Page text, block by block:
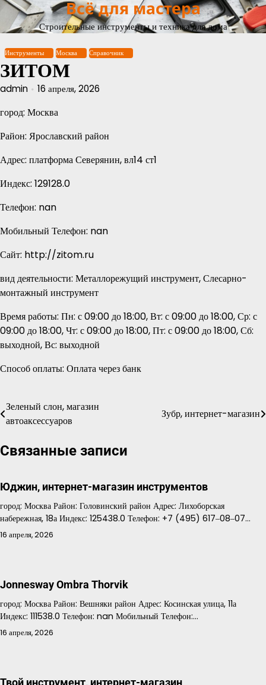
Перейти
содержимому
Всё для мастера
Строительные инструменты и техника для дома
Инструменты Москва Справочник
ЗИТОМ
admin 16 апреля, 2026
город: Москва
Район: Ярославский район
Адрес: платформа Северянин, вл14 ст1
Индекс: 129128.0
Телефон: nan
Мобильный Телефон: nan
Сайт: http://zitom.ru
вид деятельности: Металлорежущий инструмент, Слесарно-
монтажный инструмент
Время работы: Пн: с 09:00 до 18:00, Вт: с 09:00 до 18:00, Ср: с
09:00 до 18:00, Чт: с 09:00 до 18:00, Пт: с 09:00 до 18:00, Сб:
выходной, Вс: выходной
Способ оплаты: Оплата через банк
Навигация
записям
Зеленый слон, магазин
автоаксессуаров
Зубр, интернет-магазин
Связанные записи
Юджин, интернет-магазин инструментов
город: Москва Район: Головинский район Адрес: Лихоборская
набережная, 18а Индекс: 125438.0 Телефон: +7 (495) 617‒08‒07…
16 апреля, 2026
Jonnesway Ombra Thorvik
город: Москва Район: Вешняки район Адрес: Косинская улица, 11а
Индекс: 111538.0 Телефон: nan Мобильный Телефон:…
16 апреля, 2026
Твой инструмент, интернет-магазин